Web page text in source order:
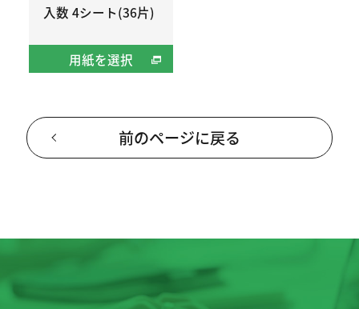
入数 4シート(36片)
用紙を選択
前のページに戻る